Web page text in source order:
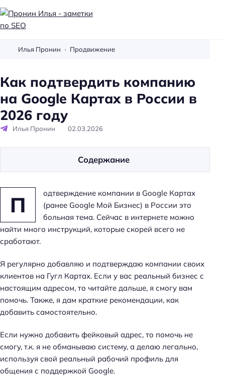
и
н
И
л
ь
я
к
и
о
S
E
O
Илья Пронин Продвижение
Как подтвердить компанию
на Google Картах в России в
2026 году
Илья Пронин 02.03.2026
П
одтверждение компании в Google Картах
(ранее Google Мой Бизнес) в России это
больная тема. Сейчас в интернете можно
найти много инструкций, которые скорей всего не
сработают.
Я регулярно добавляю и подтверждаю компании своих
клиентов на Гугл Картах. Если у вас реальный бизнес с
настоящим адресом, то читайте дальше, я смогу вам
помочь. Также, я дам краткие рекомендации, как
добавить самостоятельно.
Если нужно добавить фейковый адрес, то помочь не
смогу, т.к. я не обманываю систему, а делаю легально,
используя свой реальный рабочий профиль для
общения с поддержкой Google.
Содержание